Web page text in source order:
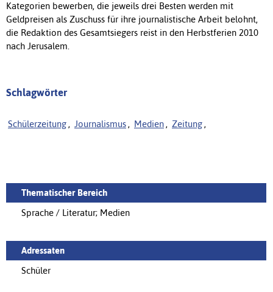
Kategorien bewerben, die jeweils drei Besten werden mit
Geldpreisen als Zuschuss für ihre journalistische Arbeit belohnt,
die Redaktion des Gesamtsiegers reist in den Herbstferien 2010
nach Jerusalem.
Schlagwörter
Schülerzeitung , Journalismus , Medien , Zeitung ,
Thematischer Bereich
Sprache / Literatur; Medien
Adressaten
Schüler